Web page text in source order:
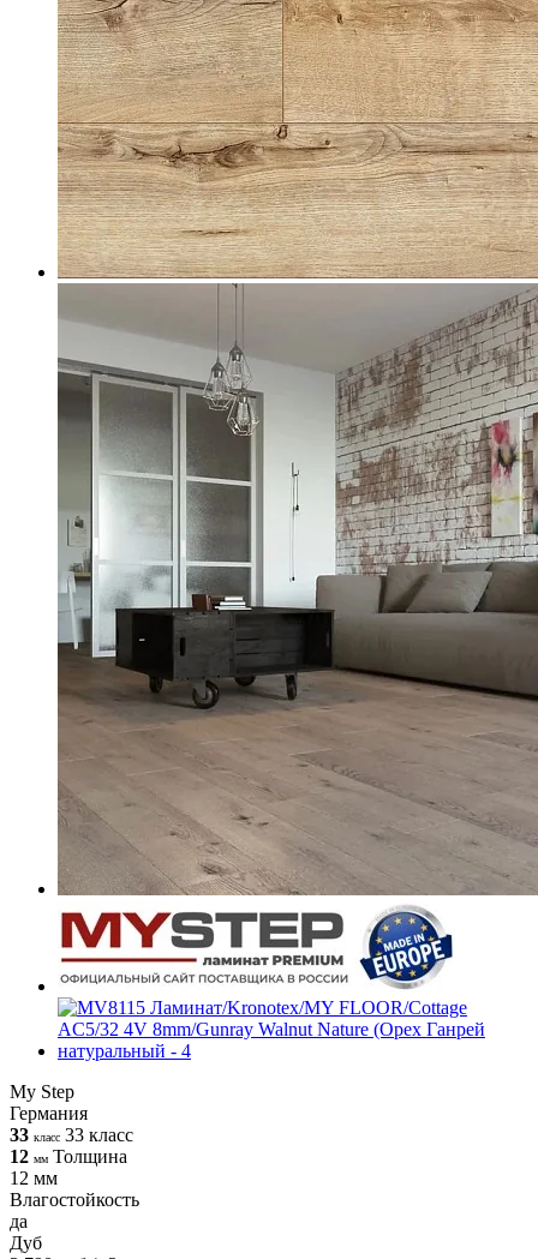
My Step
Германия
33 класс 33 класс
12 мм Толщина
12 мм
Влагостойкость
да
Дуб